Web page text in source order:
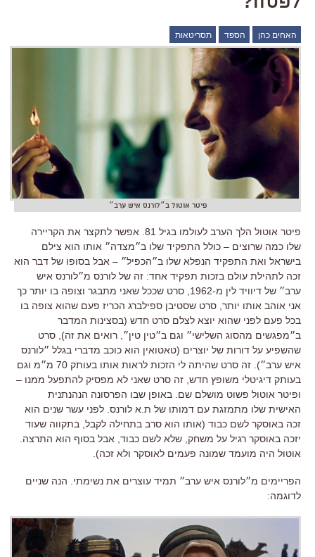
האחים כהן הספד תסריטאות
פיטר אוטול ב״לורנס איש ערב״
פיטר אוטול הלך הערב לעולמו בגיל 81. אפשר לתקצר את הקריירה
שלו כמה שרוצים – כולל התפקיד שלו ב״מצדה״ אותו הוא צילם
בישראל ואת התפקיד הנפלא שלו ב״הכפיל״ – אבל בסופו של דבר הוא
זכה לתהילת עולם בזכות תפקיד אחד: זה של לורנס מ״לורנס איש
ערב״ של דיוויד לין מ-1962, סרט שככל שאני מתבגר וצופה בו יותר כך
אני אוהב אותו יותר, סרט שסטיבן ספילברג הכריז פעם שהוא צופה בו
בכל פעם לפני שהוא יוצא לצלם סרט חדש (בסצינות המדבר
ב״מפגשים מהסוג השלישי״ וגם ב״טין טין״, רואים את זה), סרט
שהשפיע על דורות של יוצרים (טאטואין הוא כוכב מדברי בגלל ״לורנס
איש ערב״). זה סרט שהיתה לי הזכות לראות אותו בעותק 70 מ״מ וגם
בעותק דיגיטלי משופץ חדש, זה סרט שאני לא מפסיק להתפעל ממנו –
ופיטר אוטול פשוט מושלם שם. באופן שבו הפרסונה הנהנתנית
האישית שלו מתמזגת עם דמותו של ת.א לורנס. לפני עשר שנים הוא
זכה באוסקר לשם כבוד (אותו הוא סרב בתחילה לקבל, בתקווה שעוד
יזכה באוסקר רגיל על משחק, שלא לשם כבוד, אבל בסוף הוא התרצה.
אוטול היה מועמד שמונה פעמים לאוסקר ולא זכה).
הפריימים מ״לורנס איש ערב״ תמיד עוצרים את נשימתי. הנה שניים
לדוגמה: